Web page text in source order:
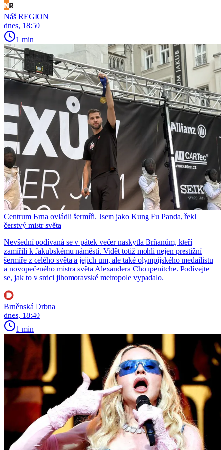
Náš REGION
dnes, 18:50
1 min
Centrum Brna ovládli šermíři. Jsem jako Kung Fu Panda, řekl
čerstvý mistr světa
Nevšední podívaná se v pátek večer naskytla Brňanům, kteří
zamířili k Jakubskému náměstí. Vidět totiž mohli nejen prestižní
šermíře z celého světa a jejich um, ale také olympijského medailistu
a novopečeného mistra světa Alexandera Choupenitche. Podívejte
se, jak to v srdci jihomoravské metropole vypadalo.
Brněnská Drbna
dnes, 18:40
1 min